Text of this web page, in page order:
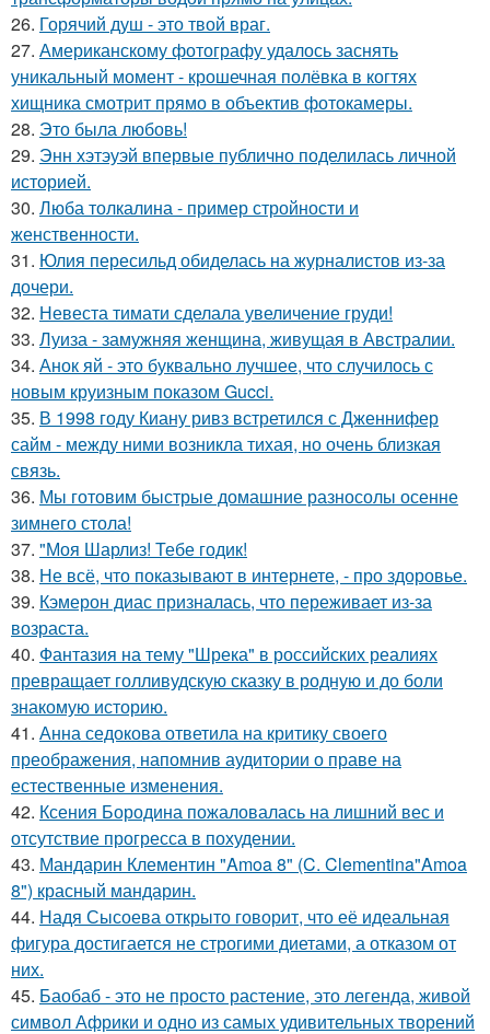
26. Горячий душ - это твой враг.
27. Американскому фотографу удалось заснять
уникальный момент - крошечная полёвка в когтях
хищника смотрит прямо в объектив фотокамеры.
28. Это была любовь!
29. Энн хэтэуэй впервые публично поделилась личной
историей.
30. Люба толкалина - пример стройности и
женственности.
31. Юлия пересильд обиделась на журналистов из-за
дочери.
32. Невеста тимати сделала увеличение груди!
33. Луиза - замужняя женщина, живущая в Австралии.
34. Анок яй - это буквально лучшее, что случилось с
новым круизным показом Gucci.
35. В 1998 году Киану ривз встретился с Дженнифер
сайм - между ними возникла тихая, но очень близкая
связь.
36. Мы готовим быстрые домашние разносолы осенне
зимнего стола!
37. "Моя Шарлиз! Тебе годик!
38. Не всё, что показывают в интернете, - про здоровье.
39. Кэмерон диас призналась, что переживает из-за
возраста.
40. Фантазия на тему "Шрека" в российских реалиях
превращает голливудскую сказку в родную и до боли
знакомую историю.
41. Анна седокова ответила на критику своего
преображения, напомнив аудитории о праве на
естественные изменения.
42. Ксения Бородина пожаловалась на лишний вес и
отсутствие прогресса в похудении.
43. Мандарин Клементин "Amoa 8" (C. Clementina"Amoa
8") красный мандарин.
44. Надя Сысоева открыто говорит, что её идеальная
фигура достигается не строгими диетами, а отказом от
них.
45. Баобаб - это не просто растение, это легенда, живой
символ Африки и одно из самых удивительных творений